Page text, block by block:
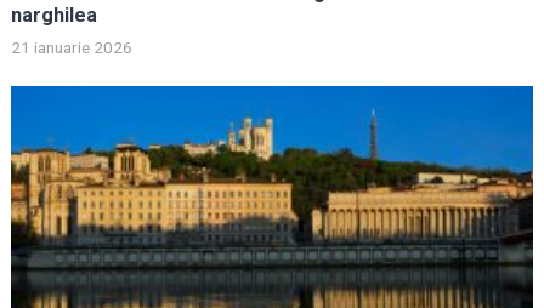
narghilea
21 ianuarie 2026